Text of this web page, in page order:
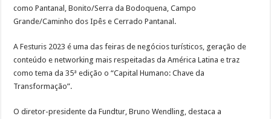
como Pantanal, Bonito/Serra da Bodoquena, Campo
Grande/Caminho dos Ipês e Cerrado Pantanal.
A Festuris 2023 é uma das feiras de negócios turísticos, geração de
conteúdo e networking mais respeitadas da América Latina e traz
como tema da 35ª edição o “Capital Humano: Chave da
Transformação”.
O diretor-presidente da Fundtur, Bruno Wendling, destaca a